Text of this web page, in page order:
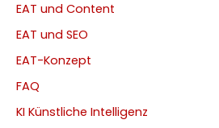
EAT und Content
EAT und SEO
EAT-Konzept
FAQ
KI Künstliche Intelligenz